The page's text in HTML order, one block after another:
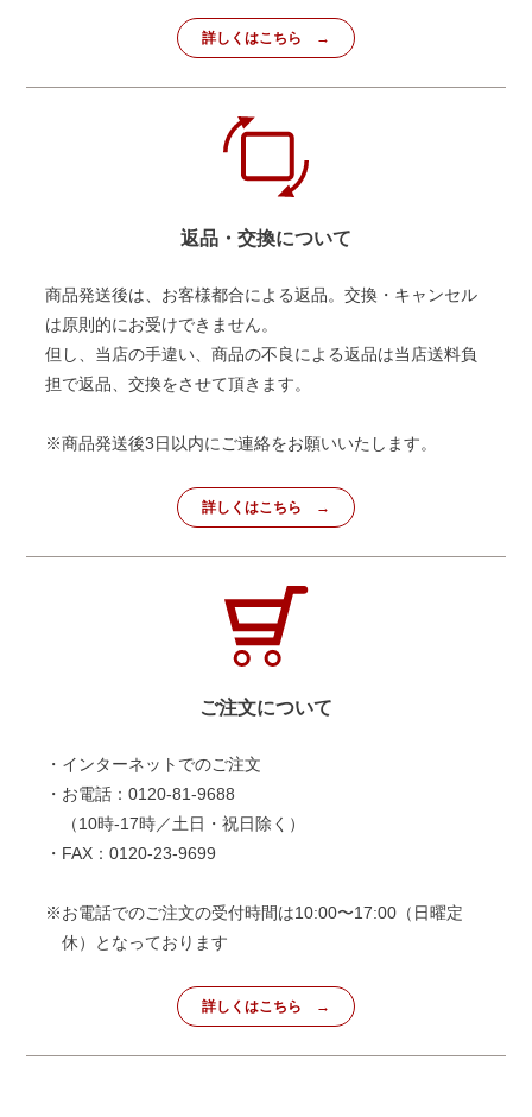
詳しくはこちら
返品・交換について
商品発送後は、お客様都合による返品。交換・キャンセル
は原則的にお受けできません。
但し、当店の手違い、商品の不良による返品は当店送料負
担で返品、交換をさせて頂きます。
※商品発送後3日以内にご連絡をお願いいたします。
詳しくはこちら
ご注文について
・インターネットでのご注文
・お電話：0120-81-9688
（10時-17時／土日・祝日除く）
・FAX：0120-23-9699
※お電話でのご注文の受付時間は10:00〜17:00（日曜定
休）となっております
詳しくはこちら